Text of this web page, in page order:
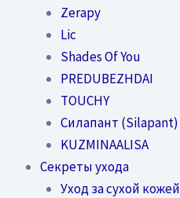
Zerapy
Lic
Shades Of You
PREDUBEZHDAI
TOUCHY
Силапант (Silapant)
KUZMINAALISA
Секреты ухода
Уход за сухой кожей